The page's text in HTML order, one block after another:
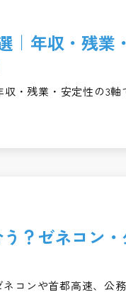
｜年収・残業
・残業・安定性の3軸
？ゼネコン
コンや首都高速、公